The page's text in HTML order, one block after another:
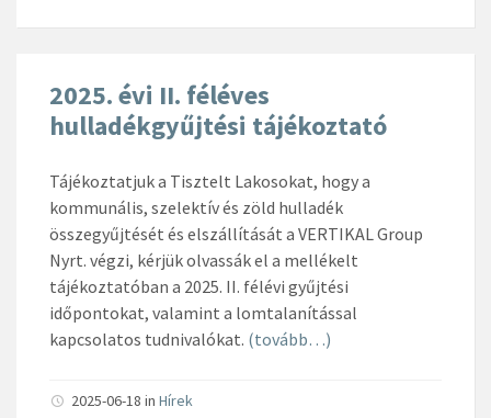
2025. évi II. féléves
hulladékgyűjtési tájékoztató
Tájékoztatjuk a Tisztelt Lakosokat, hogy a
kommunális, szelektív és zöld hulladék
összegyűjtését és elszállítását a VERTIKAL Group
Nyrt. végzi, kérjük olvassák el a mellékelt
tájékoztatóban a 2025. II. félévi gyűjtési
időpontokat, valamint a lomtalanítással
kapcsolatos tudnivalókat. (tovább…)
2025-06-18 in Hírek